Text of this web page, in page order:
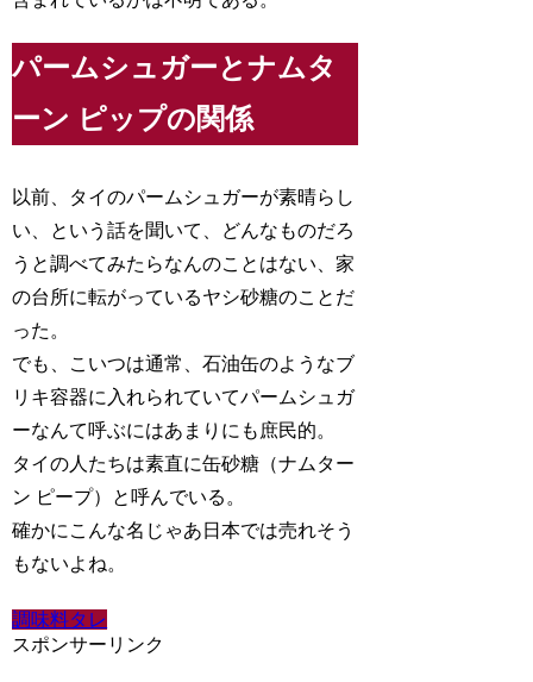
パームシュガーとナムタ
ーン ピップの関係
以前、タイのパームシュガーが素晴らし
い、という話を聞いて、どんなものだろ
うと調べてみたらなんのことはない、家
の台所に転がっているヤシ砂糖のことだ
った。
でも、こいつは通常、石油缶のようなブ
リキ容器に入れられていてパームシュガ
ーなんて呼ぶにはあまりにも庶民的。
タイの人たちは素直に缶砂糖（ナムター
ン ピープ）と呼んでいる。
確かにこんな名じゃあ日本では売れそう
もないよね。
調味料タレ
スポンサーリンク